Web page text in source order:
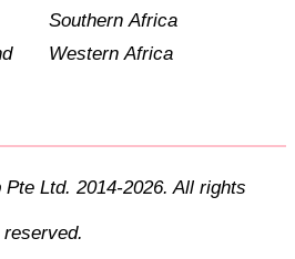
Southern Africa
Western Africa
reserved.